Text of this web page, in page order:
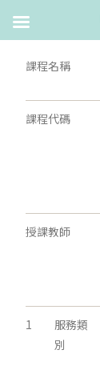
課程名稱
課程代碼
授課教師
1
服務類
別